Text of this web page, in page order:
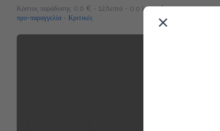
Κόστος παράδοσης 0.0 € • 12Λεπτό • 0.0 km •
5
προ-παραγγελία • Κριτικές